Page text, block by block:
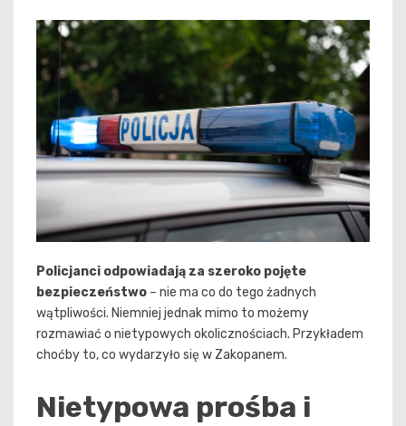
Policjanci odpowiadają za szeroko pojęte
bezpieczeństwo – nie ma co do tego żadnych
wątpliwości. Niemniej jednak mimo to możemy
rozmawiać o nietypowych okolicznościach. Przykładem
choćby to, co wydarzyło się w Zakopanem.
Nietypowa prośba i